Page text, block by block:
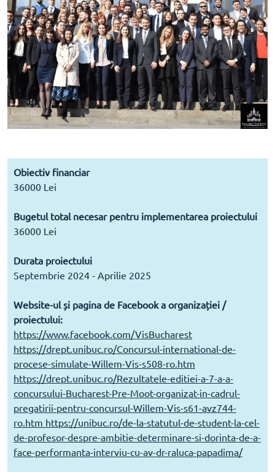
Obiectiv financiar
36000 Lei
Bugetul total necesar pentru implementarea proiectului
36000 Lei
Durata proiectului
Septembrie 2024 - Aprilie 2025
Website-ul și pagina de Facebook a organizației /
proiectului:
https://www.facebook.com/VisBucharest
https://drept.unibuc.ro/Concursul-international-de-
procese-simulate-Willem-Vis-s508-ro.htm
https://drept.unibuc.ro/Rezultatele-editiei-a-7-a-a-
concursului-Bucharest-Pre-Moot-organizat-in-cadrul-
pregatirii-pentru-concursul-Willem-Vis-s61-avz744-
ro.htm https://unibuc.ro/de-la-statutul-de-student-la-cel-
de-profesor-despre-ambitie-determinare-si-dorinta-de-a-
face-performanta-interviu-cu-av-dr-raluca-papadima/